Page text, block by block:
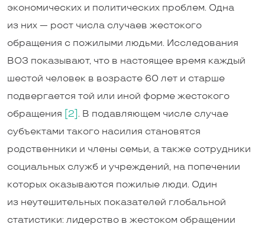
экономических и политических проблем. Одна
из них — рост числа случаев жестокого
обращения с пожилыми людьми. Исследования
ВОЗ показывают, что в настоящее время каждый
шестой человек в возрасте 60 лет и старше
подвергается той или иной форме жестокого
обращения
[2] . В подавляющем числе случае
субъектами такого насилия становятся
родственники и члены семьи, а также сотрудники
социальных служб и учреждений, на попечении
которых оказываются пожилые люди. Один
из неутешительных показателей глобальной
статистики: лидерство в жестоком обращении